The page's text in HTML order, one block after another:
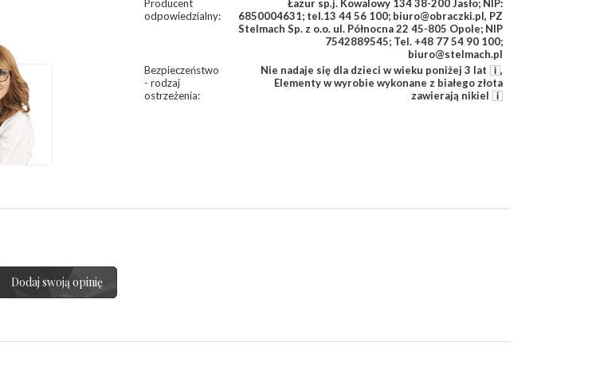
Producent
odpowiedzialny:
Łazur sp.j. Kowalowy 134 38-200 Jasło; NIP:
6850004631; tel.13 44 56 100; biuro@obraczki.pl, PZ
Stelmach Sp. z o.o. ul. Północna 22 45-805 Opole; NIP
7542889545; Tel. +48 77 54 90 100;
biuro@stelmach.pl
Bezpieczeństwo
- rodzaj
ostrzeżenia:
Nie nadaje się dla dzieci w wieku poniżej 3 lat
,
Elementy w wyrobie wykonane z białego złota
zawierają nikiel
Dodaj swoją opinię